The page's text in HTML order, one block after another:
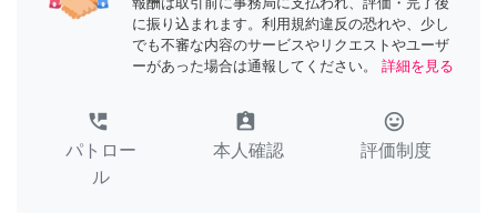
に振り込まれます。利用規約違反の恐れや、少し
でも不審な内容のサービスやリクエストやユーザ
ーがあった場合は通報してください。
詳細を見る
perm_phone_msg
パトロー
ル
assignment_ind
本人確認
tag_faces
評価制度